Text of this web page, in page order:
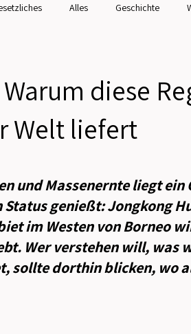
Alles Geschichte
diese
Welt liefert
und Massenernte liegt
genießt: Jongkong
im Westen von Borneo
Wer verstehen will, was
sollte dorthin blicken, wo